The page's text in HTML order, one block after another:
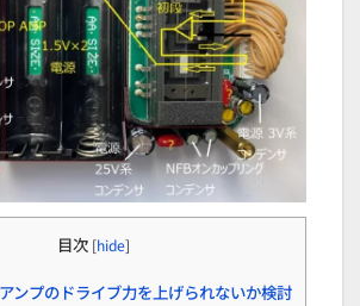
目次 [hide]
ンプのドライブ力を上げられないか検討